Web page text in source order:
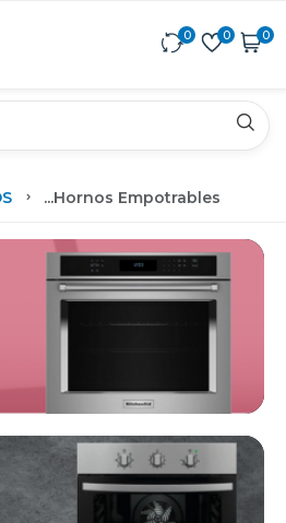
0 0 0
...Hornos Empotrables